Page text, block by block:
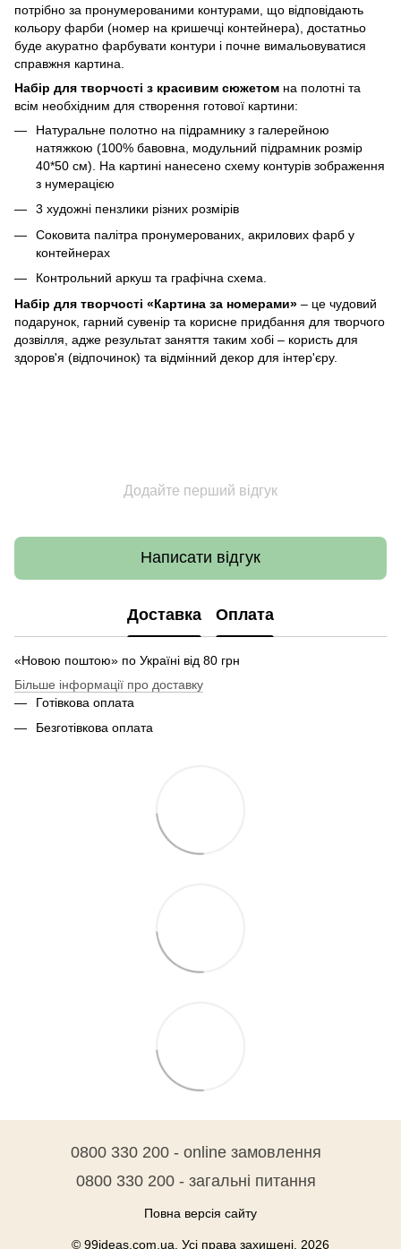
потрібно за пронумерованими контурами, що відповідають
кольору фарби (номер на кришечці контейнера), достатньо
буде акуратно фарбувати контури і почне вимальовуватися
справжня картина.
Набір для творчості з красивим сюжетом на полотні та
всім необхідним для створення готової картини:
Натуральне полотно на підрамнику з галерейною
натяжкою (100% бавовна, модульний підрамник розмір
40*50 см). На картині нанесено схему контурів зображення
з нумерацією
3 художні пензлики різних розмірів
Соковита палітра пронумерованих, акрилових фарб у
контейнерах
Контрольний аркуш та графічна схема.
Набір для творчості «Картина за номерами» – це чудовий
подарунок, гарний сувенір та корисне придбання для творчого
дозвілля, адже результат заняття таким хобі – користь для
здоров'я (відпочинок) та відмінний декор для інтер'єру.
Додайте перший відгук
Написати відгук
Доставка Оплата
«Новою поштою» по Україні від 80 грн
Більше інформації про доставку
Готівкова оплата
Безготівкова оплата
0800 330 200 - online замовлення
0800 330 200 - загальні питання
Повна версія сайту
© 99ideas.com.ua. Усі права захищені. 2026